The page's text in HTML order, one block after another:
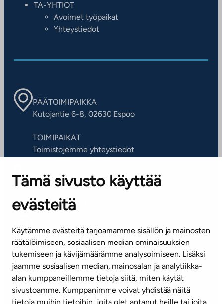
Tämä sivusto käyttää
evästeitä
Käytämme evästeitä tarjoamamme sisällön ja mainosten
räätälöimiseen, sosiaalisen median ominaisuuksien
tukemiseen ja kävijämäärämme analysoimiseen. Lisäksi
jaamme sosiaalisen median, mainosalan ja analytiikka-
alan kumppaneillemme tietoja siitä, miten käytät
sivustoamme. Kumppanimme voivat yhdistää näitä
tietoja muihin tietoihin, joita olet antanut heille tai joita
TA-YHTIÖT
Avoimet työpaikat
Yhteystiedot
PÄÄTOIMIPAIKKA
Kutojantie 6-8, 02630 Espoo
TOIMIPAIKAT
Toimistojemme yhteystiedot
ASIAKASPALVELUKESKUS
Puh. 045 7734 3777
(arkisin klo 8-16)
info@ta.fi
Tilaa uutiskirje
Mediapankki